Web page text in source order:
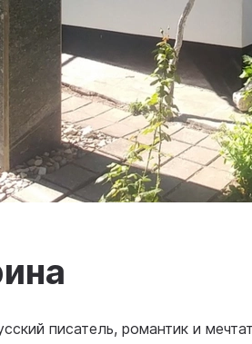
писатель, романтик и